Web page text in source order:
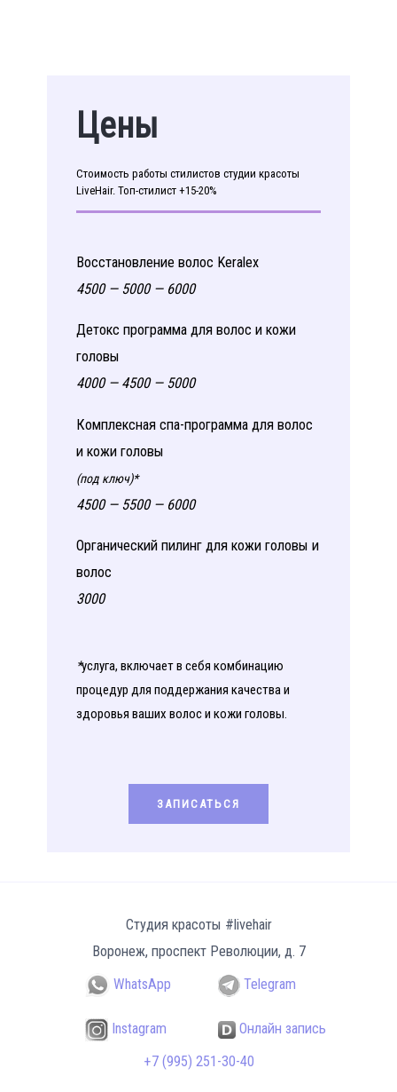
Цены
Cтоимость работы стилистов студии красоты
LiveHair. Топ-стилист +15-20%
Восстановление волос Keralex
4500 — 5000 — 6000
Детокс программа для волос и кожи
головы
4000 — 4500 — 5000
Комплексная спа-программа для волос
и кожи головы
(под ключ)*
4500 — 5500 — 6000
Органический пилинг для кожи головы и
волос
3000
*услуга, включает в себя комбинацию
процедур для поддержания качества и
здоровья ваших волос и кожи головы.
ЗАПИСАТЬСЯ
Студия красоты #livehair
Воронеж, проспект Революции, д. 7
WhatsApp
Telegram
Instagram
Онлайн запись
+7 (995) 251-30-40